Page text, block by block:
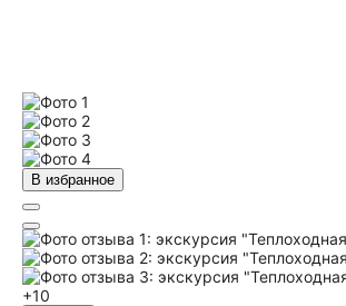
В избранное
+10